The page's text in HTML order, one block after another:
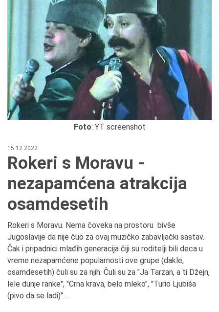
Foto: YT screenshot
15.12.2022
Rokeri s Moravu -
nezapamćena atrakcija
osamdesetih
Rokeri s Moravu. Nema čoveka na prostoru bivše
Jugoslavije da nije čuo za ovaj muzičko zabavljački sastav.
Čak i pripadnici mlađih generacija čiji su roditelji bili deca u
vreme nezapamćene popularnosti ove grupe (dakle,
osamdesetih) čuli su za njih. Čuli su za "Ja Tarzan, a ti Džejn,
lele dunje ranke", "Crna krava, belo mleko", "Turio Ljubiša
(pivo da se ladi)"....